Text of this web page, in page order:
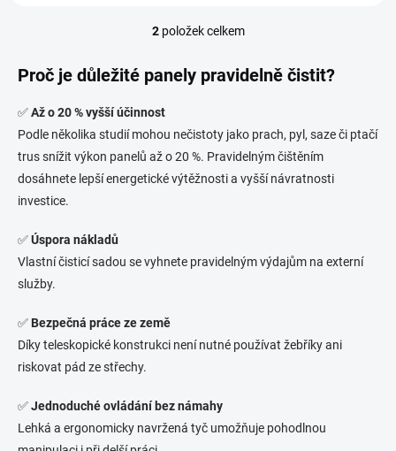
O
á
c
í
p
v
u
2položek celkem
Proč je důležité panely pravidelně čistit?
✅Až o 20 % vyšší účinnost
Podle několika studií mohou nečistoty jako prach, pyl, saze či ptačí
trus snížit výkon panelů až o 20 %. Pravidelným čištěním
dosáhnete lepší energetické výtěžnosti a vyšší návratnosti
investice.
✅Úspora nákladů
Vlastní čisticí sadou se vyhnete pravidelným výdajům na externí
služby.
✅Bezpečná práce ze země
Díky teleskopické konstrukci není nutné používat žebříky ani
riskovat pád ze střechy.
✅Jednoduché ovládání bez námahy
Lehká a ergonomicky navržená tyč umožňuje pohodlnou